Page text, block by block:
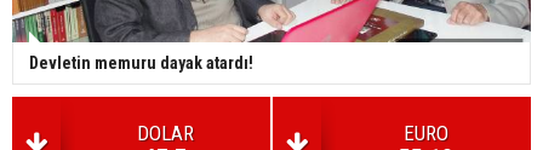
Devletin memuru dayak atardı!
DOLAR EURO